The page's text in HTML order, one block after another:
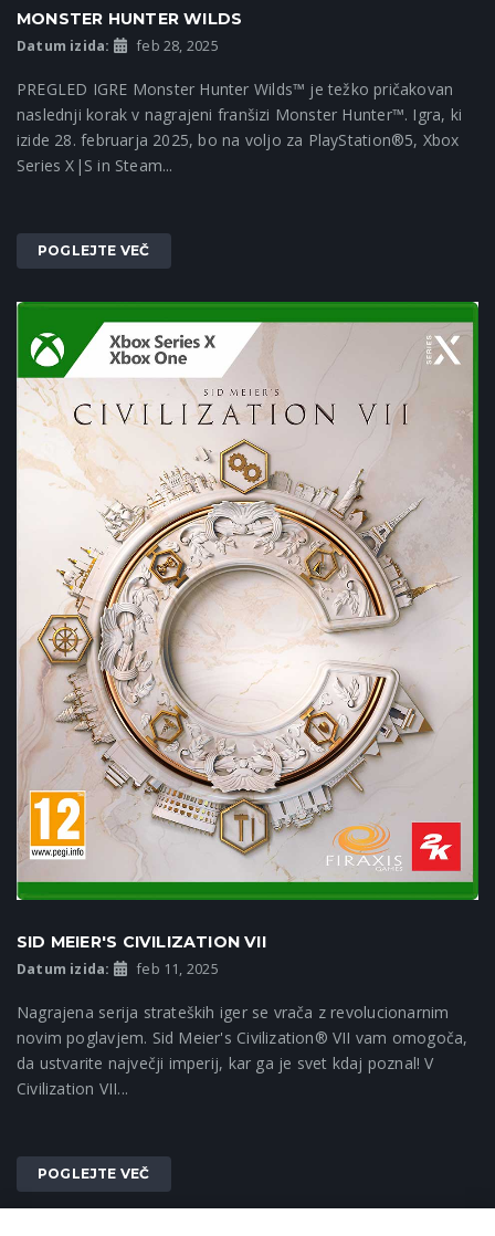
MONSTER HUNTER WILDS
Datum izida: feb 28, 2025
PREGLED IGRE Monster Hunter Wilds™ je težko pričakovan
naslednji korak v nagrajeni franšizi Monster Hunter™. Igra, ki
izide 28. februarja 2025, bo na voljo za PlayStation®5, Xbox
Series X|S in Steam...
POGLEJTE VEČ
SID MEIER'S CIVILIZATION VII
Datum izida: feb 11, 2025
Nagrajena serija strateških iger se vrača z revolucionarnim
novim poglavjem. Sid Meier's Civilization® VII vam omogoča,
da ustvarite največji imperij, kar ga je svet kdaj poznal! V
Civilization VII...
POGLEJTE VEČ